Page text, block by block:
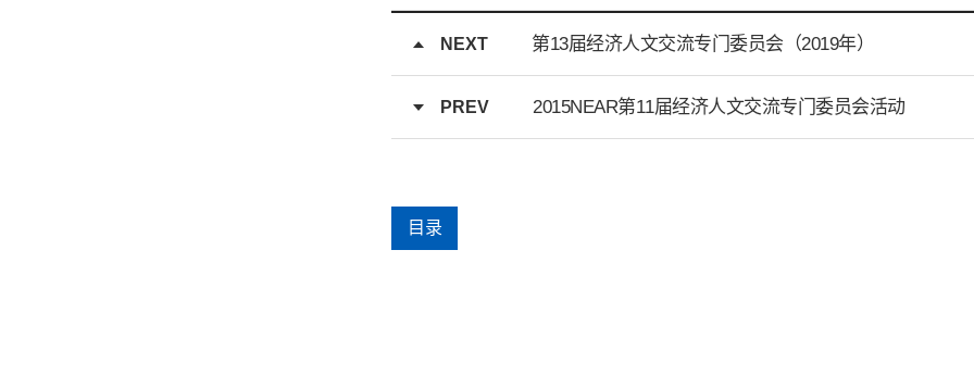
NEXT 第13届经济人文交流专门委员会（2019年）
PREV 2015NEAR第11届经济人文交流专门委员会活动
目录